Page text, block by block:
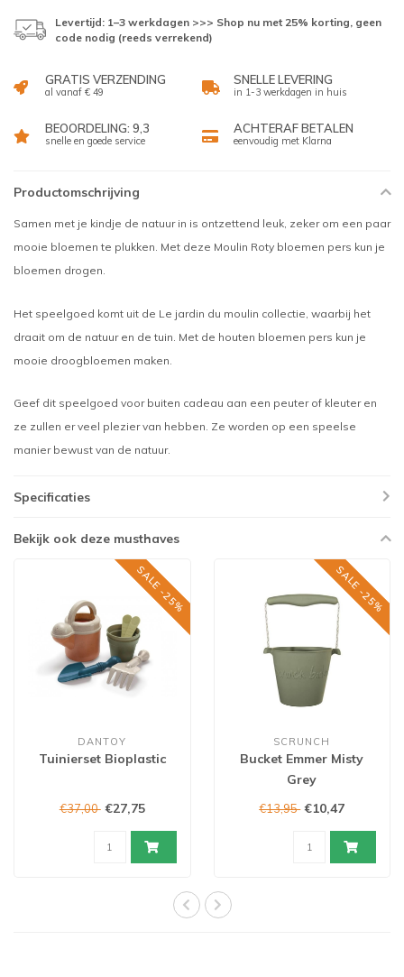
Levertijd: 1–3 werkdagen >>> Shop nu met 25% korting, geen
code nodig (reeds verrekend)
GRATIS VERZENDING
al vanaf € 49
SNELLE LEVERING
in 1-3 werkdagen in huis
BEOORDELING: 9,3
snelle en goede service
ACHTERAF BETALEN
eenvoudig met Klarna
Productomschrijving
Samen met je kindje de natuur in is ontzettend leuk, zeker om een paar
mooie bloemen te plukken. Met deze Moulin Roty bloemen pers kun je
bloemen drogen.
Het speelgoed komt uit de Le jardin du moulin collectie, waarbij het
draait om de natuur en de tuin. Met de houten bloemen pers kun je
mooie droogbloemen maken.
Geef dit speelgoed voor buiten cadeau aan een peuter of kleuter en
ze zullen er veel plezier van hebben. Ze worden op een speelse
manier bewust van de natuur.
Specificaties
Bekijk ook deze musthaves
SALE -25%
DANTOY
Tuinierset Bioplastic
€37,00 €27,75
SALE -25%
SCRUNCH
Bucket Emmer Misty
Grey
€13,95 €10,47